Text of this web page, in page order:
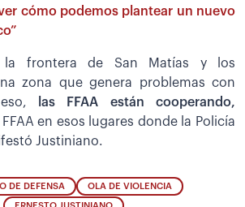
cómo podemos plantear un nuevo
la frontera de San Matías y los
zona que genera problemas con
las FFAA están cooperando,
en esos lugares donde la Policía
Justiniano.
DE DEFENSA OLA DE VIOLENCIA